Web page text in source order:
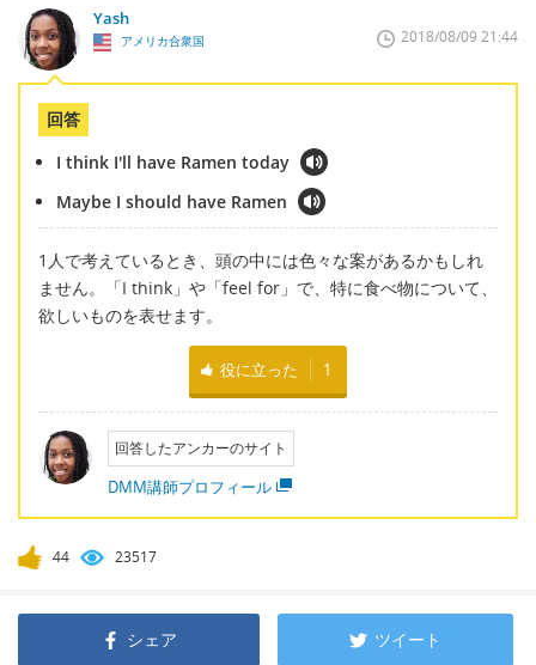
Yash
アメリカ合衆国 2018/08/09 21:44
回答
I think I'll have Ramen today
Maybe I should have Ramen
1人で考えているとき、頭の中には色々な案があるかもしれ
ません。「I think」や「feel for」で、特に食べ物について、
欲しいものを表せます。
役に立った 1
回答したアンカーのサイト
DMM講師プロフィール
44 23517
シェア ツイート